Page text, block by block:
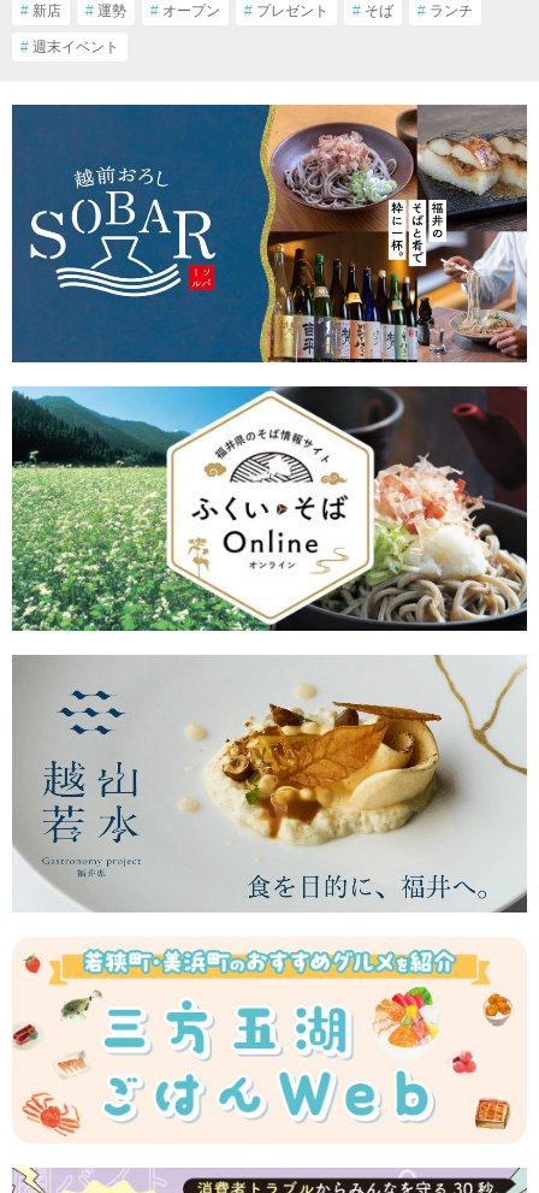
# 新店 # 運勢 # オープン # プレゼント # そば # ランチ
# 週末イベント